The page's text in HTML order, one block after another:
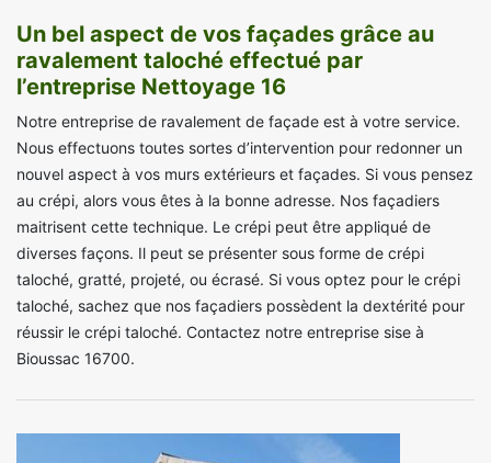
Un bel aspect de vos façades grâce au
ravalement taloché effectué par
l’entreprise Nettoyage 16
Notre entreprise de ravalement de façade est à votre service.
Nous effectuons toutes sortes d’intervention pour redonner un
nouvel aspect à vos murs extérieurs et façades. Si vous pensez
au crépi, alors vous êtes à la bonne adresse. Nos façadiers
maitrisent cette technique. Le crépi peut être appliqué de
diverses façons. Il peut se présenter sous forme de crépi
taloché, gratté, projeté, ou écrasé. Si vous optez pour le crépi
taloché, sachez que nos façadiers possèdent la dextérité pour
réussir le crépi taloché. Contactez notre entreprise sise à
Bioussac 16700.